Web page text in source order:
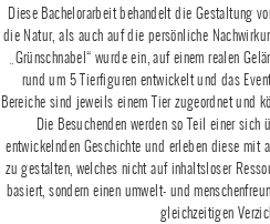
Diese Bachelorarbeit behandelt die Gestaltung
die Natur, als auch auf die persönliche
„Grünschnabel“ wurde ein, auf einem realen
rund um 5 Tierfiguren entwickelt und das
Bereiche sind jeweils einem Tier zugeordnet und
Die Besuchenden werden so Teil einer sich
entwickelnden Geschichte und erleben diese mit
zu gestalten, welches nicht auf inhaltsloser
basiert, sondern einen umwelt- und
gleichzeitigen